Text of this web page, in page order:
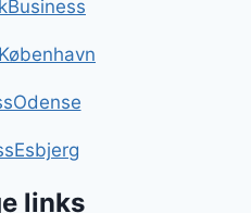
links